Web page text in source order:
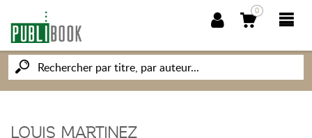
0
NOUVEAUTÉS
PUBLIBOOK
LOUIS MARTINEZ